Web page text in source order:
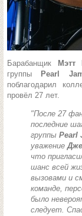
Барабанщик Мэтт
группы
Pearl
поблагодарил
провёл 27 лет.
"После 27
последние
группы Pearl
уважение
что
шанс всей
вызовами и
команде,
было
следует.